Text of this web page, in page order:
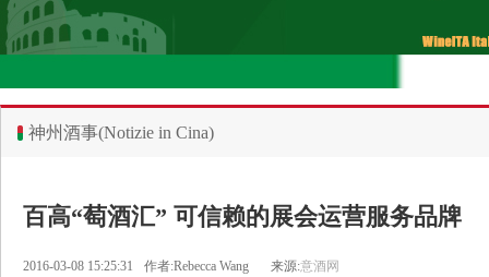
神州酒事(Notizie in Cina)
百高“萄酒汇” 可信赖的展会运营服务品牌
2016-03-08 15:25:31 作者:Rebecca Wang 来源:意酒网